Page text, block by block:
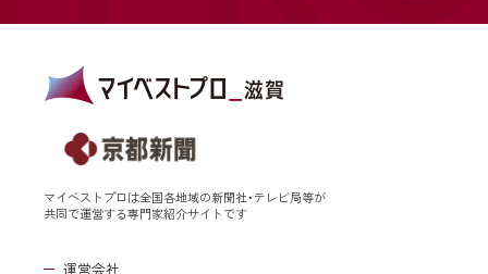
マイベストプロは全国各地域の新聞社・テレビ局等が
共同で運営する専門家紹介サイトです
運営会社